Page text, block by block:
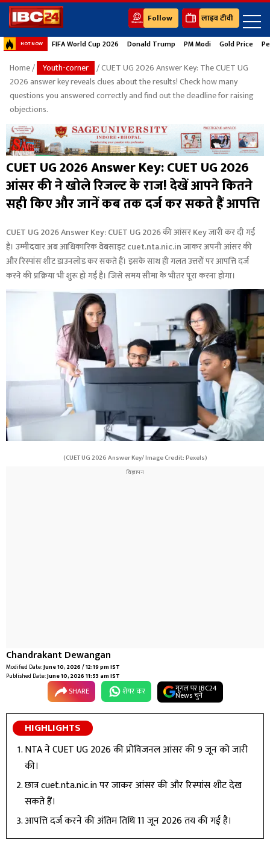
Follow लाइव टीवी
HOT NOW FIFA World Cup 2026 Donald Trump PM Modi Gold Price
Home/ Youth-corner / CUET UG 2026 Answer Key: The CUET UG
2026 answer key reveals clues about the results! Check how many
questions you answered correctly and find out the deadline for raising
objections.
CUET UG 2026 Answer Key: CUET UG 2026
आंसर की ने खोले रिजल्ट के राज! देखें आपने कितने
सही किए और जानें कब तक दर्ज कर सकते हैं आपत्ति
CUET UG 2026 Answer Key: CUET UG 2026 की आंसर Key जारी कर दी गई
है। उम्मीदवार अब आधिकारिक वेबसाइट cuet.nta.nic.in जाकर अपनी आंसर की
और रिस्पांस शीट डाउनलोड कर सकते हैं। इसके साथ ही गलत उत्तरों पर आपत्ति दर्ज
करने की प्रक्रिया भी शुरू हो गई है। जिसे समय सीमा के भीतर पूरा करना होगा।
(CUET UG 2026 Answer Key/ Image Credit: Pexels)
Chandrakant Dewangan
Modified Date:June 10, 2026 / 12:19 pm IST
Published Date:June 10, 2026 11:53 am IST
SHARE शेयर कर गूगल पर IBC24
News चुनें
HIGHLIGHTS
NTA ने CUET UG 2026 की प्रोविजनल आंसर की 9 जून को जारी
की।
छात्र cuet.nta.nic.in पर जाकर आंसर की और रिस्पांस शीट देख
सकते हैं।
आपत्ति दर्ज करने की अंतिम तिथि 11 जून 2026 तय की गई है।